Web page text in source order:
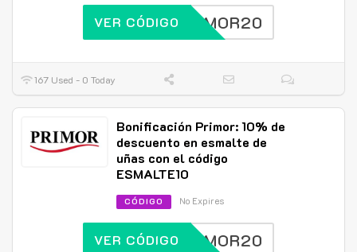
PRIMOR20
VER CÓDIGO
167 Used - 0 Today
Bonificación Primor: 10% de
descuento en esmalte de
uñas con el código
ESMALTE10
CÓDIGO No Expires
PRIMOR20
VER CÓDIGO